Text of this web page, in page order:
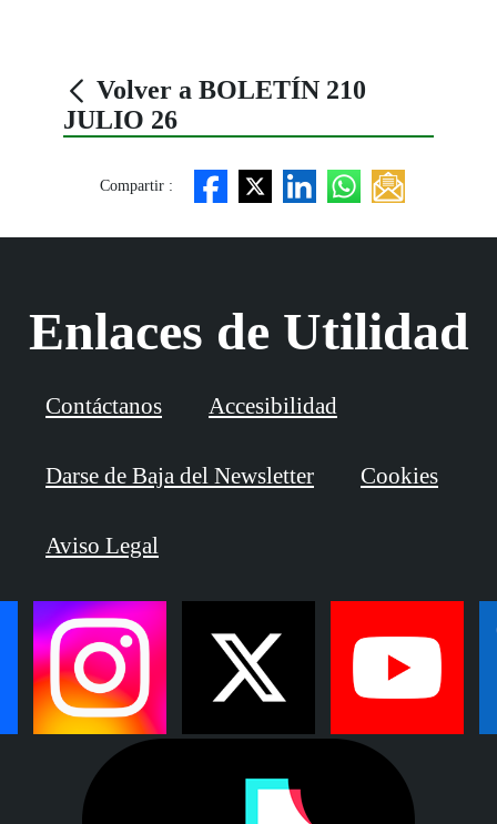
Volver a BOLETÍN 210
JULIO 26
Compartir :
Enlaces de Utilidad
Contáctanos Accesibilidad
Darse de Baja del Newsletter Cookies
Aviso Legal